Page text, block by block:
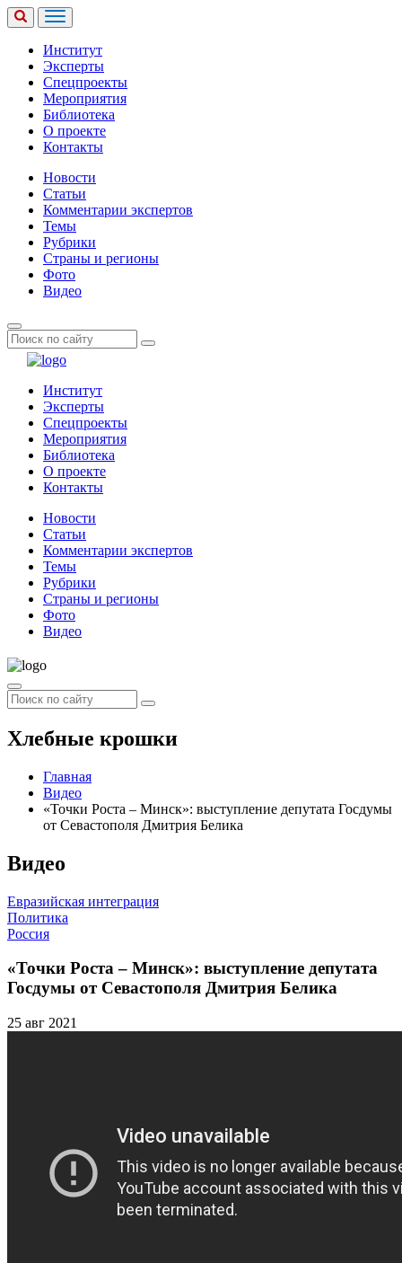
Институт
Эксперты
Спецпроекты
Мероприятия
Библиотека
О проекте
Контакты
Новости
Статьи
Комментарии экспертов
Темы
Рубрики
Страны и регионы
Фото
Видео
Институт
Эксперты
Спецпроекты
Мероприятия
Библиотека
О проекте
Контакты
Новости
Статьи
Комментарии экспертов
Темы
Рубрики
Страны и регионы
Фото
Видео
Хлебные крошки
Главная
Видео
«Точки Роста – Минск»: выступление депутата Госдумы
от Севастополя Дмитрия Белика
Видео
Евразийская интеграция
Политика
Россия
«Точки Роста – Минск»: выступление депутата
Госдумы от Севастополя Дмитрия Белика
25 авг 2021